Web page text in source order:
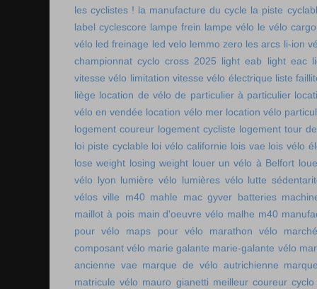
les cyclistes ! la manufacture du cycle la piste
label cyclescore lampe frein lampe vélo le vélo
vélo led freinage led velo lemmo zero les arcs li-ion
championnat cyclo cross 2025 light eab light eac
vitesse vélo limitation vitesse vélo électrique liste
liège location de vélo de particulier à particulier
vélo en vendée location vélo mer location vélo
logement coureur logement cycliste logement tour
loi piste cyclable loi vélo californie lois vae lois vélo
lose weight losing weight louer un vélo à Belfort
vélo lyon lumière vélo lumières vélo lutte
vélos ville
m40 mahle mac gyver batteries
maillot à pois main d'oeuvre vélo malhe m40
pour vélo
maps pour vélo marathon vélo
composant vélo marie galante marie-galante vélo
ancienne vae marque de vélo autrichienne
matricule vélo mauro gianetti meilleur coureur